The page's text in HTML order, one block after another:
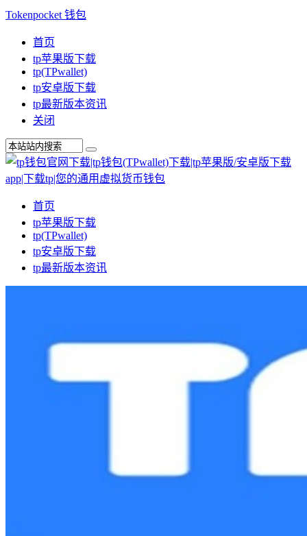
Tokenpocket 钱包
首页
tp苹果版下载
tp(TPwallet)
tp安卓版下载
tp最新版本资讯
关闭
首页
tp苹果版下载
tp(TPwallet)
tp安卓版下载
tp最新版本资讯